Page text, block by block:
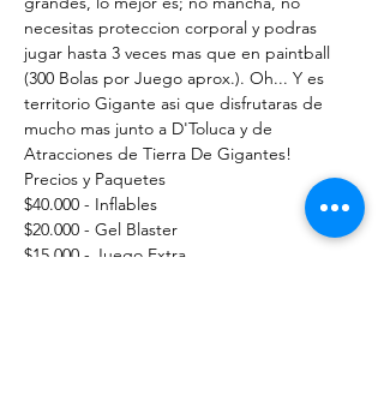
necesitas proteccion corporal y podras
jugar hasta 3 veces mas que en paintball
(300 Bolas por Juego aprox.). Oh... Y es
territorio Gigante asi que disfrutaras de
mucho mas junto a D'Toluca y de
Atracciones de Tierra De Gigantes!
Precios y Paquetes
$40.000 - Inflables
$20.000 - Gel Blaster
$15.000 - Juego Extra